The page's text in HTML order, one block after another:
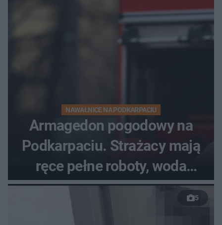
NAWAŁNICE NA PODKARPACIU
Armagedon pogodowy na
Podkarpaciu. Strażacy mają
ręce pełne roboty, woda
zalewa posesje i budynki
5